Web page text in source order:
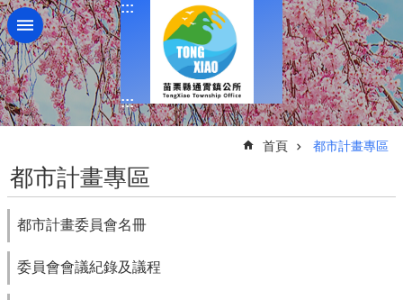
跳到主要內容區塊
:::
:::
首頁 都市計畫專區
都市計畫專區
都市計畫委員會名冊
委員會會議紀錄及議程